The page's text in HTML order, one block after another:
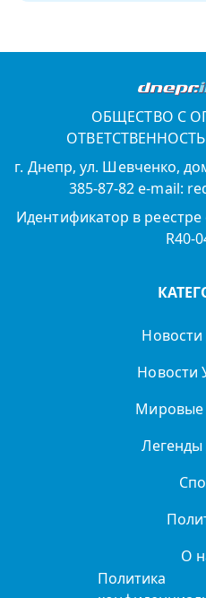
ОБЩЕСТВО С
г. Днепр, ул. Шевченко,
385-87-82 e-mail:
Идентификатор в
R40-
Новости
Мировые
О
Политика